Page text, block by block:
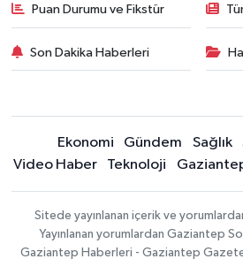
Puan Durumu ve Fikstür
Son Dakika Haberleri
Ekonomi Gündem Sağlık
Video Haber
Teknoloji
Sitede yayınlanan içerik ve
Yayınlanan yorumlardan Gaziantep
Gaziantep Haberleri - Gaziantep